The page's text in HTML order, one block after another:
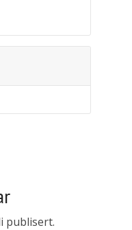
publisert.